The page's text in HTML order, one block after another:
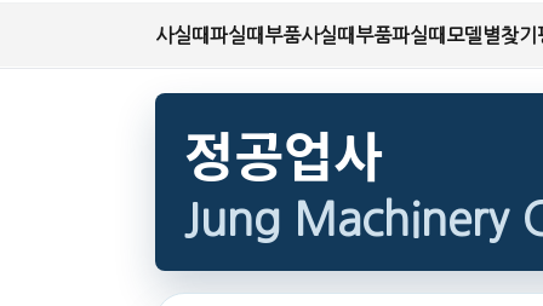
사실때파실때 부품사실때 부품파실때 모델별찾기
정공업사
Jung Machinery